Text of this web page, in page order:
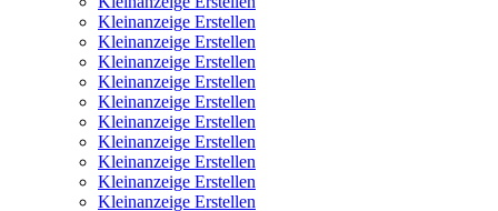
Kleinanzeige Erstellen
Kleinanzeige Erstellen
Kleinanzeige Erstellen
Kleinanzeige Erstellen
Kleinanzeige Erstellen
Kleinanzeige Erstellen
Kleinanzeige Erstellen
Kleinanzeige Erstellen
Kleinanzeige Erstellen
Kleinanzeige Erstellen